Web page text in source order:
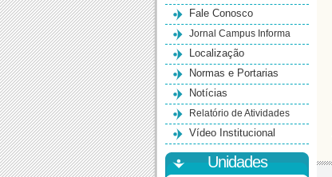
Fale Conosco
Jornal Campus Informa
Localização
Normas e Portarias
Notícias
Relatório de Atividades
Vídeo Institucional
Unidades